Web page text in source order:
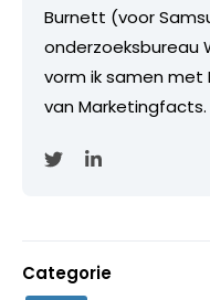
Burnett (voor
onderzoeksbureau
vorm ik samen met
van Marketingfacts.
Categorie